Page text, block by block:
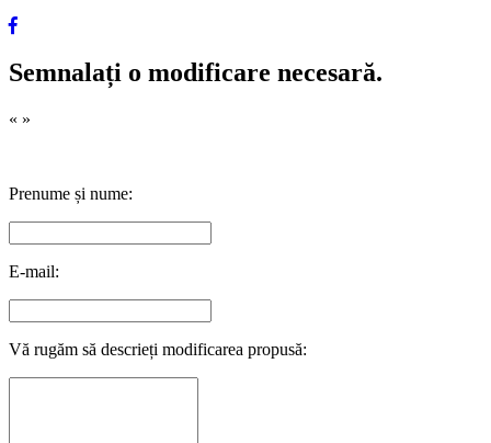
Semnalați o modificare necesară.
« »
Prenume și nume:
E-mail:
Vă rugăm să descrieți modificarea propusă: